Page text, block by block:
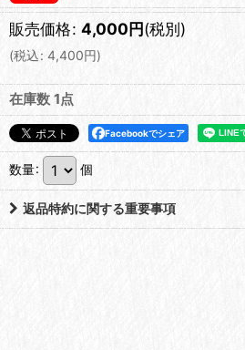
販売価格: 4,000円(税別)
(税込: 4,400円)
在庫数 1点
Facebookでシェア
数量: 個
返品特約に関する重要事項